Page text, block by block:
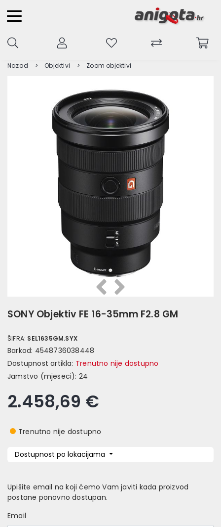
Nazad Objektivi Zoom objektivi
PrethodnaSlijedeća
SONY Objektiv FE 16-35mm F2.8 GM
ŠIFRA: SEL1635GM.SYX
Barkod: 4548736038448
Dostupnost artikla: Trenutno nije dostupno
Jamstvo (mjeseci): 24
2.458,69 €
Trenutno nije dostupno
Dostupnost po lokacijama
Upišite email na koji ćemo Vam javiti kada proizvod
postane ponovno dostupan.
Email